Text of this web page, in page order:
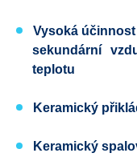
Vysoká
sekundární
teplotu
Keramický
Keramický